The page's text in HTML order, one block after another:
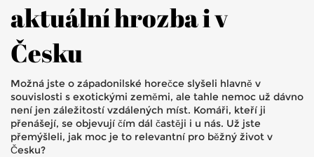
aktuální hrozba i v
Česku
Možná jste o západonilské horečce slyšeli hlavně v
souvislosti s exotickými zeměmi, ale tahle nemoc už dávno
není jen záležitostí vzdálených míst. Komáři, kteří ji
přenášejí, se objevují čím dál častěji i u nás. Už jste
přemýšleli, jak moc je to relevantní pro běžný život v
Česku?